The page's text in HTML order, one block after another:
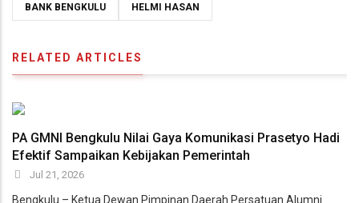
BANK BENGKULU HELMI HASAN
RELATED ARTICLES
PA GMNI Bengkulu Nilai Gaya Komunikasi Prasetyo Hadi
Efektif Sampaikan Kebijakan Pemerintah
Jul 21, 2026
Bengkulu – Ketua Dewan Pimpinan Daerah Persatuan Alumni